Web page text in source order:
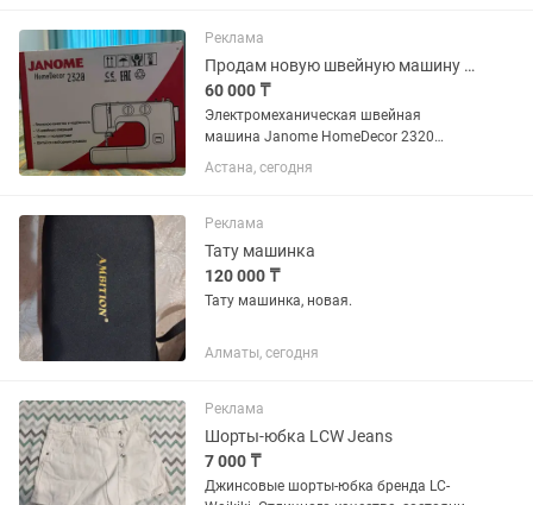
Реклама
Продам новую швейную машину Janome HomeDecor 2320 (в запечатанной коробке)
60 000 ₸
Электромеханическая швейная
машина Janome HomeDecor 2320
подойдет для новичков и для тех, кому
просто нужна машинка для дома 15
скорость шитья - 750...
Астана, сегодня
Реклама
Тату машинка
120 000 ₸
Тату машинка, новая.
Алматы, сегодня
Реклама
Шорты-юбка LCW Jeans
7 000 ₸
Джинсовые шорты-юбка бренда LC-